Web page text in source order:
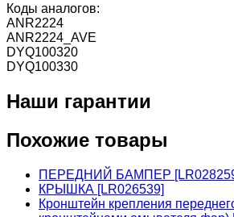
Коды аналогов:
ANR2224
ANR2224_AVE
DYQ100320
DYQ100330
Наши гарантии
Похожие товары
ПЕРЕДНИЙ БАМПЕР
КРЫШКА [LR026539]
Кронштейн крепления